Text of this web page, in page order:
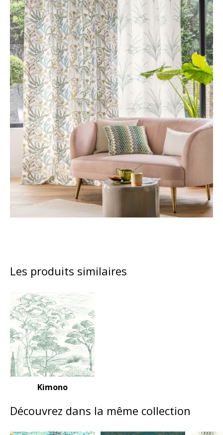
Les produits similaires
Kimono
Découvrez dans la même collection